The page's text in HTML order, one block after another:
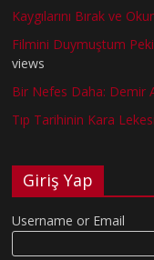
Kaygılarını Bırak ve
Filmini Duymuştum
views
Bir Nefes Daha: Demir
Tıp Tarihinin Kara
Giriş Yap
Username or Email